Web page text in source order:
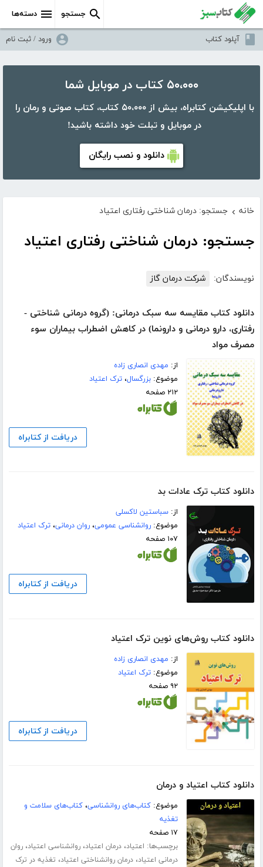
دسته‌ها جستجو
آپلود کتاب ورود / ثبت نام
۵۰،۰۰۰ کتاب در موبایل شما
با اپلیکیشن کتابراه، بیش از ۵۰،۰۰۰ کتاب، کتاب صوتی و رمان را
در موبایل و تبلت خود داشته باشید!
دانلود و نصب رایگان
خانه › جستجو: درمان شناختی رفتاری اعتیاد
جستجو: درمان شناختی رفتاری اعتیاد
نویسندگان: شرکت درمان گاز
دانلود کتاب مقایسه سه سبک درمانی: (گروه درمانی شناختی -
رفتاری، دارو درمانی و دارونما) در کاهش اضطراب بیماران سوء
مصرف مواد
از: مهدی انصاری زاده
موضوع:بزرگسال،ترک اعتیاد
۲۱۲ صفحه
دریافت از کتابراه
دانلود کتاب ترک عادات بد
از:سباستین لاکسلی
موضوع:روانشناسی عمومی،روان درمانی،ترک اعتیاد
۱۰۷ صفحه
دریافت از کتابراه
دانلود کتاب روش‌های نوین ترک اعتیاد
از: مهدی انصاری زاده
موضوع:ترک اعتیاد
۹۲ صفحه
دریافت از کتابراه
دانلود کتاب اعتیاد و درمان
موضوع:کتاب‌های روانشناسی،کتاب‌های سلامت و
تغذیه
۱۷ صفحه
برچسب‌ها: اعتیاد،درمان اعتیاد،روانشناسی اعتیاد،روان
درمانی اعتیاد،درمان روانشناختی اعتیاد، تغذیه در ترک